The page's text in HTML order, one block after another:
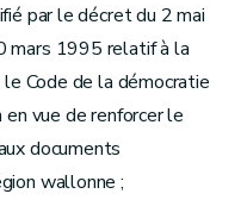
par le décret du 2 mai
mars 1995 relatif à la
Code de la démocratie
vue de renforcer le
documents
wallonne ;